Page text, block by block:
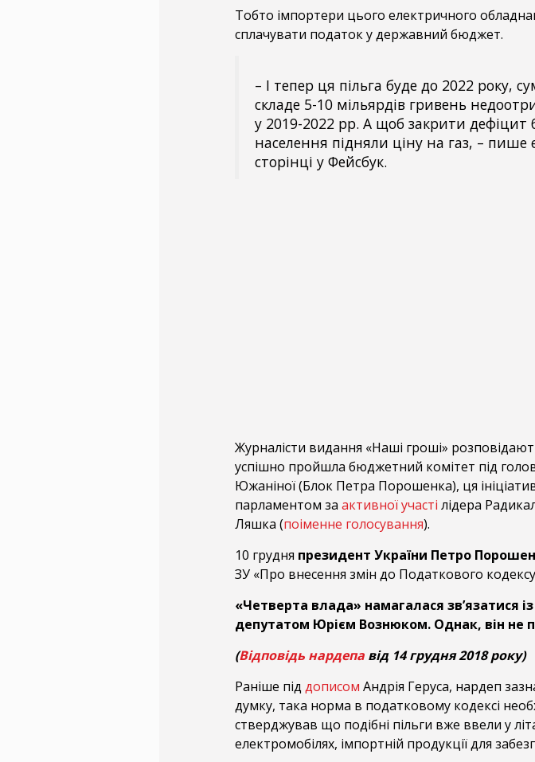
Тобто імпортери цього електричного
сплачувати податок у державний бюджет.
– І тепер ця пільга буде до 2022 року,
складе 5-10 мільярдів гривень
у 2019-2022 рр. А щоб закрити дефіцит
населення підняли ціну на газ, – пише
сторінці у Фейсбук.
Журналісти видання «Наші гроші»
успішно пройшла бюджетний комітет під
Южаніної (Блок Петра Порошенка), ця
парламентом за активної участі лідера
Ляшка (поіменне голосування).
10 грудня президент України Петро
ЗУ «Про внесення змін до Податкового
«Четверта влада» намагалася зв’язатися
депутатом Юрієм Вознюком. Однак, він не
(Відповідь нардепавід 14 грудня 2018 року)
Раніше під дописом Андрія Геруса, нардеп
думку, така норма в податковому кодексі
стверджував що подібні пільги вже ввели у
електромобілях, імпортній продукції для